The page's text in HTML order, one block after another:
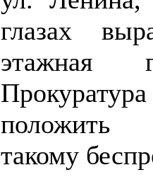
глазах
этажная
такому